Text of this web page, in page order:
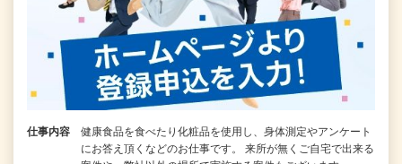
仕事内容
健康食品を食べたり化粧品を使用し、身体測定やアンケート
にお答え頂くなどのお仕事です。 来所が無くご自宅で出来る